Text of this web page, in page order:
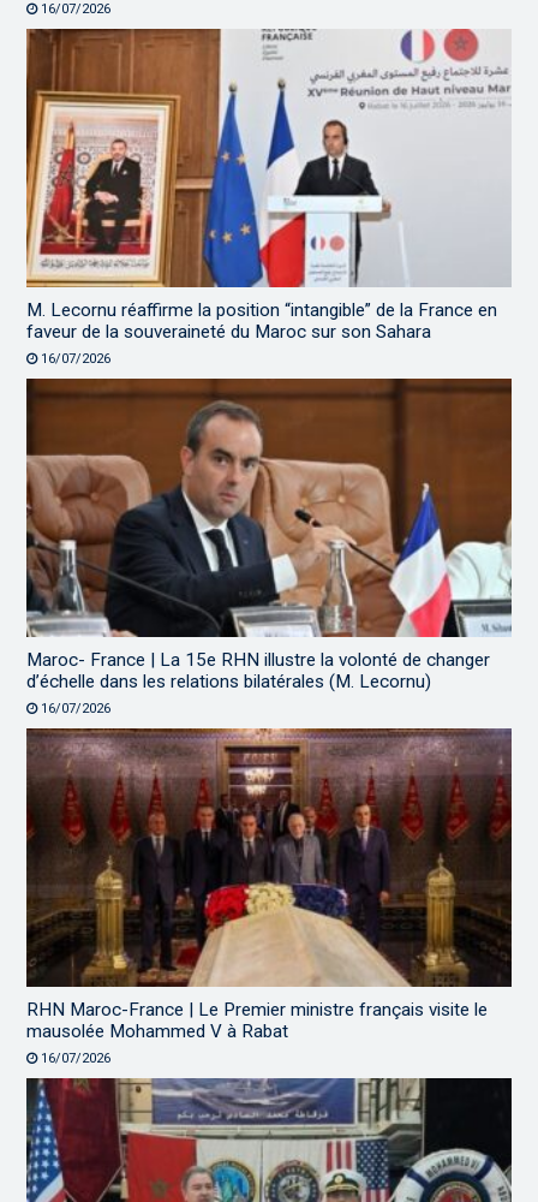
16/07/2026
M. Lecornu réaffirme la position “intangible” de la France en
faveur de la souveraineté du Maroc sur son Sahara
16/07/2026
Maroc- France | La 15e RHN illustre la volonté de changer
d’échelle dans les relations bilatérales (M. Lecornu)
16/07/2026
RHN Maroc-France | Le Premier ministre français visite le
mausolée Mohammed V à Rabat
16/07/2026